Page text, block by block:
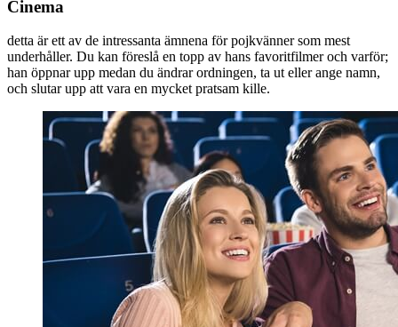
Cinema
detta är ett av de intressanta ämnena för pojkvänner som mest
underhåller. Du kan föreslå en topp av hans favoritfilmer och varför;
han öppnar upp medan du ändrar ordningen, ta ut eller ange namn,
och slutar upp att vara en mycket pratsam kille.